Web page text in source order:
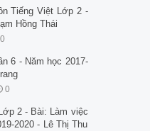
Tiếng Việt Lớp 2 -
Hồng Thái
0
6 - Năm học 2017-
0
2 - Bài: Làm việc
2020 - Lê Thị Thu